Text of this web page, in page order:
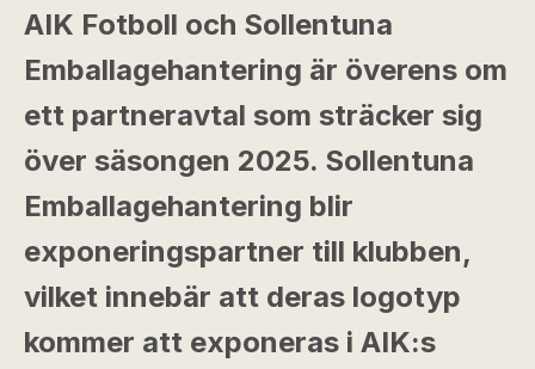
AIK Fotboll och Sollentuna
Emballagehantering är överens om
ett partneravtal som sträcker sig
över säsongen 2025. Sollentuna
Emballagehantering blir
exponeringspartner till klubben,
vilket innebär att deras logotyp
kommer att exponeras i AIK:s